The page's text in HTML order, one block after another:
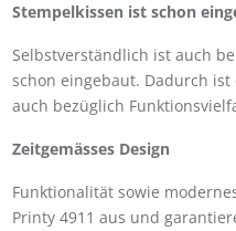
Stempelkissen ist schon
Selbstverständlich ist auch
schon eingebaut. Dadurch
auch bezüglich
Zeitgemässes Design
Funktionalität sowie
Printy 4911 aus und